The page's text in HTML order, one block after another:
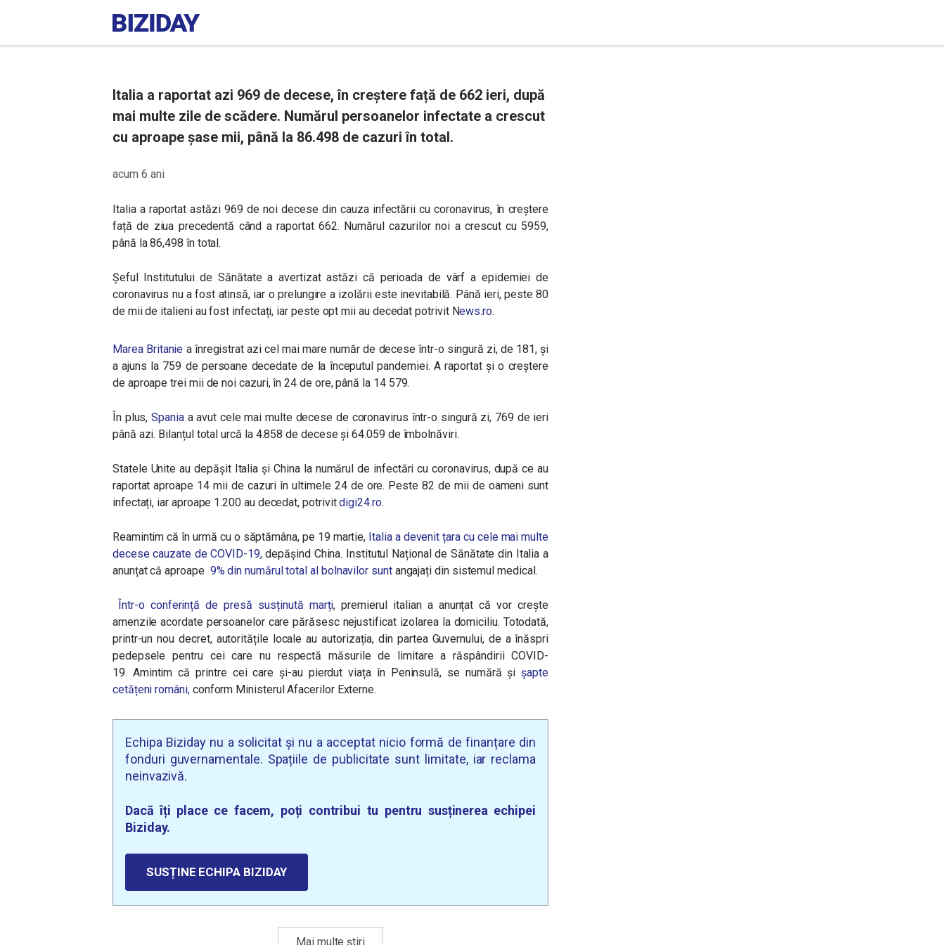
Italia a raportat azi 969 de decese, în creștere față de 662 ieri, după
mai multe zile de scădere. Numărul persoanelor infectate a crescut
cu aproape șase mii, până la 86.498 de cazuri în total.
acum 6 ani
Italia a raportat astăzi 969 de noi decese din cauza infectării cu coronavirus, în creștere
față de ziua precedentă când a raportat 662. Numărul cazurilor noi a crescut cu 5959,
până la 86,498 în total.
Șeful Institutului de Sănătate a avertizat astăzi că perioada de vârf a epidemiei de
coronavirus nu a fost atinsă, iar o prelungire a izolării este inevitabilă. Până ieri, peste 80
de mii de italieni au fost infectați, iar peste opt mii au decedat potrivit News.ro.
Marea Britanie a înregistrat azi cel mai mare număr de decese într-o singură zi, de 181, și
a ajuns la 759 de persoane decedate de la începutul pandemiei. A raportat și o creștere
de aproape trei mii de noi cazuri, în 24 de ore, până la 14 579.
În plus,Spaniaa avut cele mai multe decese de coronavirus într-o singură zi, 769 de ieri
până azi. Bilanțul total urcă la 4.858 de decese și 64.059 de îmbolnăviri.
Statele Unite au depășit Italia și China la numărul de infectări cu coronavirus, după ce au
raportat aproape 14 mii de cazuri în ultimele 24 de ore. Peste 82 de mii de oameni sunt
infectați, iar aproape 1.200 au decedat, potrivitdigi24.ro.
Reamintim că în urmă cu o săptămâna, pe 19 martie, Italia a devenit țara cu cele mai multe
decese cauzate de COVID-19, depășind China. Institutul Național de Sănătate din Italia a
anunțat că aproape9% din numărul total al bolnavilor suntangajați din sistemul medical.
Într-o conferință de presă susținută marți, premierul italian a anunțat că vor crește
amenzile acordate persoanelor care părăsesc nejustificat izolarea la domiciliu. Totodată,
printr-un nou decret, autoritățile locale au autorizația, din partea Guvernului, de a înăspri
pedepsele pentru cei care nu respectă măsurile de limitare a răspândirii COVID-
19. Amintim că printre cei care și-au pierdut viața în Peninsulă, se numără și șapte
cetățeni români, conform Ministerul Afacerilor Externe.
Echipa Biziday nu a solicitat și nu a acceptat nicio formă de finanțare din
fonduri guvernamentale. Spațiile de publicitate sunt limitate, iar reclama
neinvazivă.
Dacă îți place ce facem, poți contribui tu pentru susținerea echipei
Biziday.
SUSȚINE ECHIPA BIZIDAY
Mai multe știri